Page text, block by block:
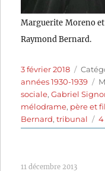
Marguerite Moreno
Raymond Bernard.
Publié
le
3 février 2018
années 1930-1939
sociale,Gabriel
mélodrame, père et
Bernard,tribunal
11 décembre 2013